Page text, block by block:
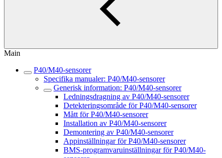
Main
P40/M40-sensorer
Specifika manualer: P40/M40-sensorer
Generisk information: P40/M40-sensorer
Ledningsdragning av P40/M40-sensorer
Detekteringsområde för P40/M40-sensorer
Mått för P40/M40-sensorer
Installation av P40/M40-sensorer
Demontering av P40/M40-sensorer
Appinställningar för P40/M40-sensorer
BMS-programvaruinställningar för P40/M40-